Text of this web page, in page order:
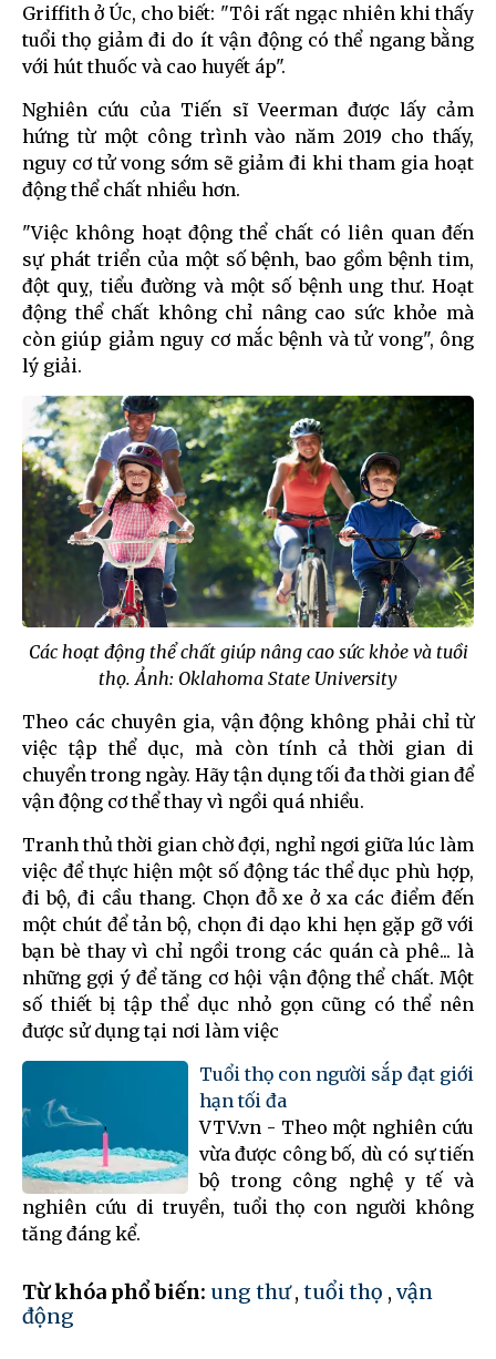
Griffith ở Úc, cho biết: "Tôi rất ngạc nhiên khi thấy
tuổi thọ giảm đi do ít vận động có thể ngang bằng
với hút thuốc và cao huyết áp".
Nghiên cứu của Tiến sĩ Veerman được lấy cảm
hứng từ một công trình vào năm 2019 cho thấy,
nguy cơ tử vong sớm sẽ giảm đi khi tham gia hoạt
động thể chất nhiều hơn.
"Việc không hoạt động thể chất có liên quan đến
sự phát triển của một số bệnh, bao gồm bệnh tim,
đột quỵ, tiểu đường và một số bệnh ung thư. Hoạt
động thể chất không chỉ nâng cao sức khỏe mà
còn giúp giảm nguy cơ mắc bệnh và tử vong", ông
lý giải.
Các hoạt động thể chất giúp nâng cao sức khỏe và tuồi
thọ. Ảnh: Oklahoma State University
Theo các chuyên gia, vận động không phải chỉ từ
việc tập thể dục, mà còn tính cả thời gian di
chuyển trong ngày. Hãy tận dụng tối đa thời gian để
vận động cơ thể thay vì ngồi quá nhiều.
Tranh thủ thời gian chờ đợi, nghỉ ngơi giữa lúc làm
việc để thực hiện một số động tác thể dục phù hợp,
đi bộ, đi cầu thang. Chọn đỗ xe ở xa các điểm đến
một chút để tản bộ, chọn đi dạo khi hẹn gặp gỡ với
bạn bè thay vì chỉ ngồi trong các quán cà phê... là
những gợi ý để tăng cơ hội vận động thể chất. Một
số thiết bị tập thể dục nhỏ gọn cũng có thể nên
được sử dụng tại nơi làm việc
Tuổi thọ con người sắp đạt giới
hạn tối đa
VTV.vn - Theo một nghiên cứu
vừa được công bố, dù có sự tiến
bộ trong công nghệ y tế và
nghiên cứu di truyền, tuổi thọ con người không
tăng đáng kể.
Từ khóa phổ biến: ung thư, tuổi thọ , vận
động